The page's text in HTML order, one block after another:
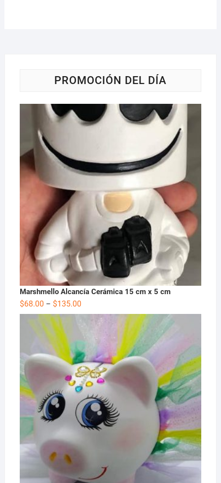
PROMOCIÓN DEL DÍA
Marshmello Alcancía Cerámica 15 cm x 5 cm
$68.00 – $135.00